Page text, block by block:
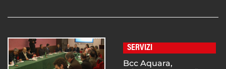
SERVIZI
Bcc Aquara,